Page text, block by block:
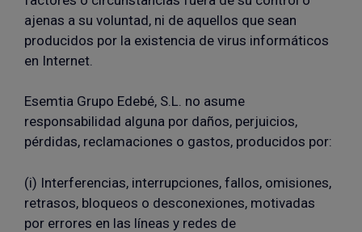
ajenas a su voluntad, ni de aquellos que sean
producidos por la existencia de virus informáticos
en Internet.
Esemtia Grupo Edebé, S.L. no asume
responsabilidad alguna por daños, perjuicios,
pérdidas, reclamaciones o gastos, producidos por:
(i) Interferencias, interrupciones, fallos, omisiones,
retrasos, bloqueos o desconexiones, motivadas
por errores en las líneas y redes de